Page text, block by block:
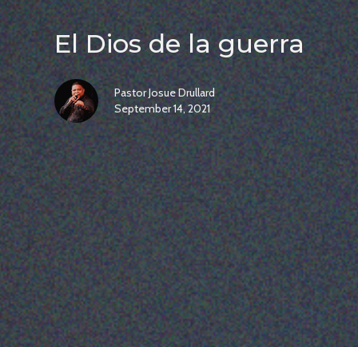
El Dios de la guerra
Pastor Josue Drullard
September 14, 2021